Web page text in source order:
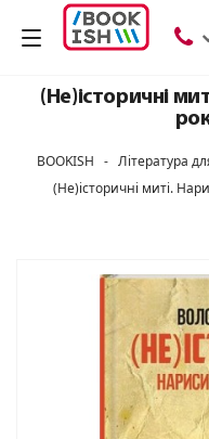
(Не)історичні
BOOKISH - Література
(Не)історичні миті.